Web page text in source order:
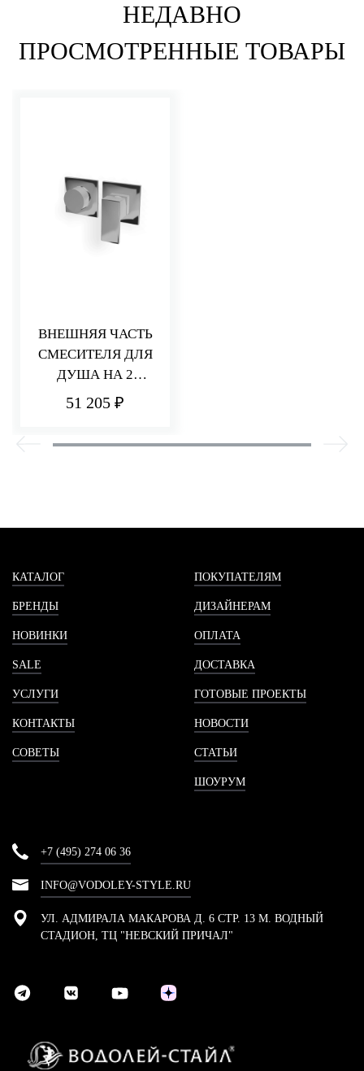
НЕДАВНО
ПРОСМОТРЕННЫЕ ТОВАРЫ
ВНЕШНЯЯ ЧАСТЬ
СМЕСИТЕЛЯ ДЛЯ
ДУША НА 2
ПОТРЕБИТЕЛЯ Q30
51 205 ₽
КАТАЛОГ
БРЕНДЫ
НОВИНКИ
SALE
УСЛУГИ
КОНТАКТЫ
СОВЕТЫ
ПОКУПАТЕЛЯМ
ДИЗАЙНЕРАМ
ОПЛАТА
ДОСТАВКА
ГОТОВЫЕ ПРОЕКТЫ
НОВОСТИ
СТАТЬИ
ШОУРУМ
+7 (495) 274 06 36
INFO@VODOLEY-STYLE.RU
УЛ. АДМИРАЛА МАКАРОВА Д. 6 СТР. 13 М. ВОДНЫЙ
СТАДИОН, ТЦ "НЕВСКИЙ ПРИЧАЛ"